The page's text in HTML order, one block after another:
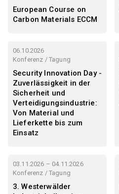
European Course on
Carbon Materials ECCM
06.10.2026
Konferenz / Tagung
Security Innovation Day -
Zuverlässigkeit in der
Sicherheit und
Verteidigungsindustrie:
Von Material und
Lieferkette bis zum
Einsatz
03.11.2026 – 04.11.2026
Konferenz / Tagung
3. Westerwälder